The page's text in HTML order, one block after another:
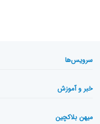
سرویس‌ها
خبر و آموزش
میهن بلاکچین